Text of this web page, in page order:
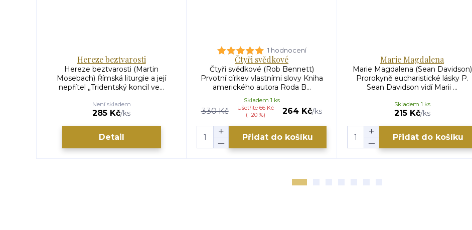
Hereze beztvarosti
Hereze beztvarosti (Martin
Mosebach) Římská liturgie a její
nepřítel „Tridentský koncil ve...
285 Kč/ks
Není skladem
Detail
1 hodnocení
Čtyři svědkové
Čtyři svědkové (Rob Bennett)
Prvotní církev vlastními slovy Kniha
amerického autora Roda B...
330 Kč
Ušetříte 66 Kč
(- 20 %)
264 Kč/ks
Skladem 1 ks
Přidat do košíku
Marie Magdalena
Marie Magdalena (Sean Davidson)
Prorokyně eucharistické lásky P.
Sean Davidson vidí Marii ...
215 Kč/ks
Skladem 1 ks
Přidat do košíku